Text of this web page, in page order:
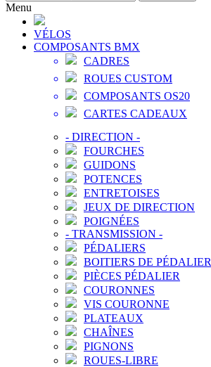
Menu
VÉLOS
COMPOSANTS BMX
CADRES
ROUES CUSTOM
COMPOSANTS OS20
CARTES CADEAUX
- DIRECTION -
FOURCHES
GUIDONS
POTENCES
ENTRETOISES
JEUX DE DIRECTION
POIGNÉES
- TRANSMISSION -
PÉDALIERS
BOITIERS DE PÉDALIER
PIÈCES PÉDALIER
COURONNES
VIS COURONNE
PLATEAUX
CHAÎNES
PIGNONS
ROUES-LIBRE